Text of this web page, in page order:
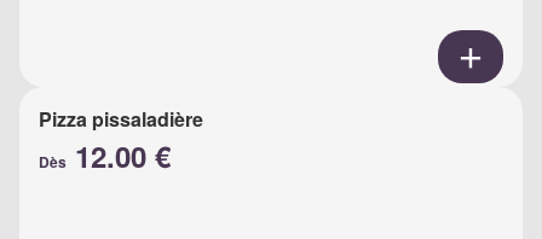
Pizza pissaladière
Dès 12.00 €